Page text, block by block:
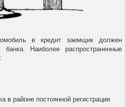
в кредит заемщик должен
банка. Наиболее распространенные
в районе постоянной регистрации